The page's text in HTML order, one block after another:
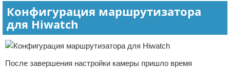
Конфигурация маршрутизатора
для Hiwatch
После завершения настройки камеры пришло время